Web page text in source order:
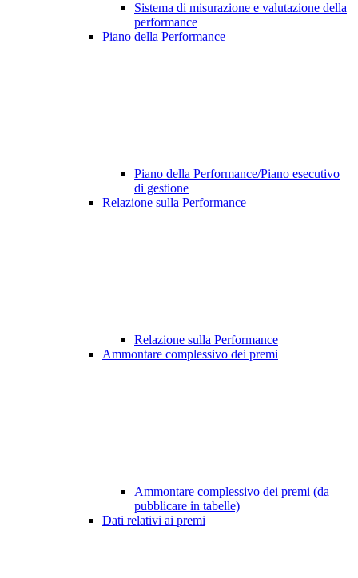
Sistema di misurazione e valutazione della
performance
Piano della Performance
Piano della Performance/Piano esecutivo
di gestione
Relazione sulla Performance
Relazione sulla Performance
Ammontare complessivo dei premi
Ammontare complessivo dei premi (da
pubblicare in tabelle)
Dati relativi ai premi